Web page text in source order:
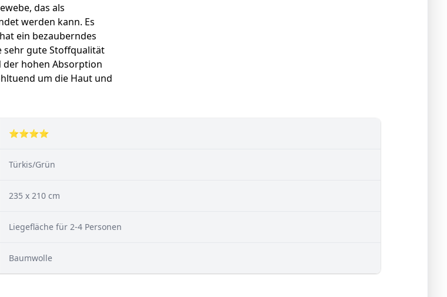
das als
werden kann. Es
ein bezauberndes
sehr gute Stoffqualität
hohen Absorption
um die Haut und
⭐⭐⭐⭐
Türkis/Grün
235 x 210 cm
Liegefläche für 2-4 Personen
Baumwolle